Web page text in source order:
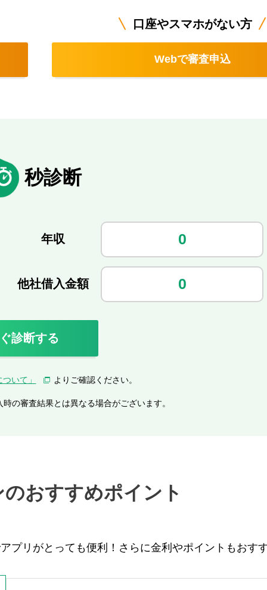
口座やスマホがない方
Webで審査申込
秒診断
年収
他社借入金額
診断する
いて」 よりご確認ください。
の審査結果とは異なる場合がございます。
のおすすめポイント
プリがとっても便利！ さらに金利やポイントもおす